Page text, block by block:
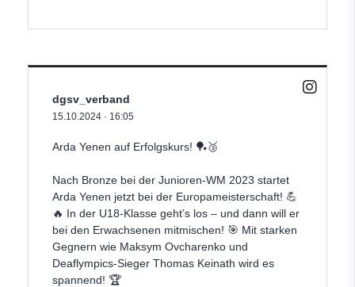
dgsv_verband
15.10.2024 · 16:05
Arda Yenen auf Erfolgskurs! 🏓🥉
Nach Bronze bei der Junioren-WM 2023 startet
Arda Yenen jetzt bei der Europameisterschaft! 💪
🔥 In der U18-Klasse geht’s los – und dann will er
bei den Erwachsenen mitmischen! 🎯 Mit starken
Gegnern wie Maksym Ovcharenko und
Deaflympics-Sieger Thomas Keinath wird es
spannend! 🏆